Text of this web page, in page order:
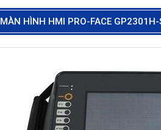
MÀN HÌNH HMI PRO-FACE